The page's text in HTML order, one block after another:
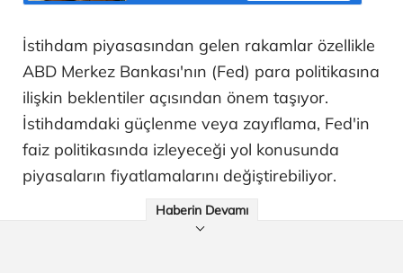
İstihdam piyasasından gelen rakamlar özellikle
ABD Merkez Bankası'nın (Fed) para politikasına
ilişkin beklentiler açısından önem taşıyor.
İstihdamdaki güçlenme veya zayıflama, Fed'in
faiz politikasında izleyeceği yol konusunda
piyasaların fiyatlamalarını değiştirebiliyor.
Haberin Devamı